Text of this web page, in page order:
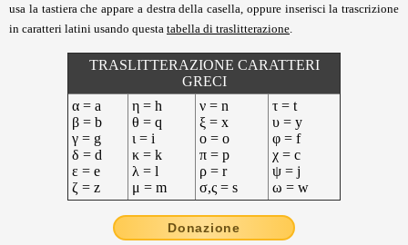
usa la tastiera che appare a destra della casella, oppure inserisci la trascrizione
in caratteri latini usando questa tabella di traslitterazione
TRASLITTERAZIONE CARATTERI
GRECI
α = a
β = b
γ = g
δ = d
ε = e
ζ = z
η = h
θ = q
ι = i
κ = k
λ = l
μ = m
ν = n
ξ = x
ο = o
π = p
ρ = r
σ,ς = s
τ = t
υ = y
φ = f
χ = c
ψ = j
ω = w
Donazione